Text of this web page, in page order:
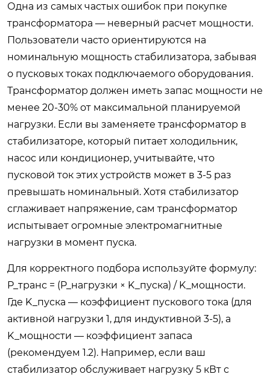
Одна из самых частых ошибок при покупке
трансформатора — неверный расчет мощности.
Пользователи часто ориентируются на
номинальную мощность стабилизатора, забывая
о пусковых токах подключаемого оборудования.
Трансформатор должен иметь запас мощности не
менее 20-30% от максимальной планируемой
нагрузки. Если вы заменяете трансформатор в
стабилизаторе, который питает холодильник,
насос или кондиционер, учитывайте, что
пусковой ток этих устройств может в 3-5 раз
превышать номинальный. Хотя стабилизатор
сглаживает напряжение, сам трансформатор
испытывает огромные электромагнитные
нагрузки в момент пуска.
Для корректного подбора используйте формулу:
P_транс = (P_нагрузки × K_пуска) / K_мощности.
Где K_пуска — коэффициент пускового тока (для
активной нагрузки 1, для индуктивной 3-5), а
K_мощности — коэффициент запаса
(рекомендуем 1.2). Например, если ваш
стабилизатор обслуживает нагрузку 5 кВт с